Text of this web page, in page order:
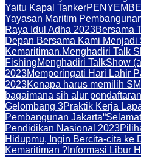
Yaitu Kapal Tanker
Yayasan Maritim
Raya Idul Adha 2023Bersama
Depan Bersama Kami Menjadi
Kemaritiman.Menghadiri Talk
FishingMenghadiri TalkShow
2023Memperingati Hari Lahir
2023Kenapa harus memilih
bagaimana sih alur
Gelombang 3Praktik Kerja
Pembangunan Jakarta
Pendidikan Nasional 2023
Hidupmu, Ingin Bercita-cita ke
Kemaritiman ? Informasi Libur